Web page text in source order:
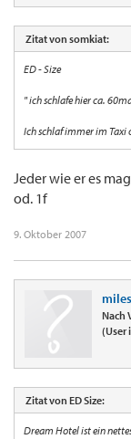
Zitat von somkiat:
ED - Size
" ich schlafe hier ca.
Ich schlaf immer im Taxi
Jeder wie er es
od. 1f
9. Oktober 2007
Nach
(User
Zitat von ED Size:
Dream Hotel ist ein